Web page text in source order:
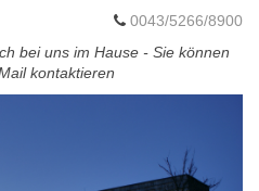
0043/5266/8900
bei uns im Hause - Sie können
kontaktieren